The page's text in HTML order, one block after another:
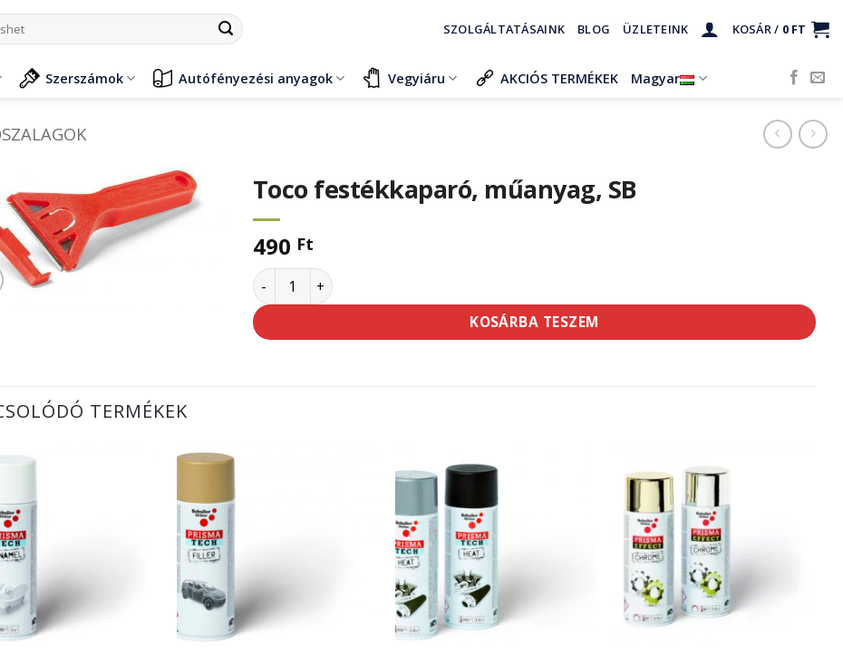
SZOLGÁLTATÁSAINK BLOG ÜZLETEINK KOSÁR / 0 FT
Szerszámok Autófényezési anyagok Vegyiáru AKCIÓS TERMÉKEK Magyar
Toco festékkaparó, műanyag, SB
490 Ft
Toco festékkaparó, műanyag, SB mennyiség
KOSÁRBA TESZEM
TERMÉKEK